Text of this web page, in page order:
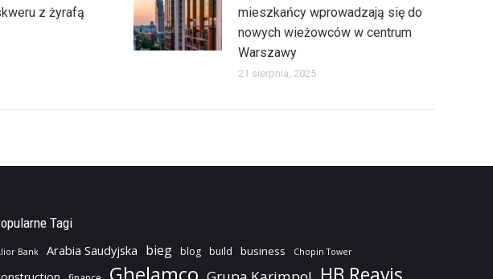
z żyrafą
mieszkańcy wprowadzają się do
nowych wieżowców w centrum
Warszawy
21 sierpnia, 2025
Tagi
Bank Arabia Saudyjska bieg blog build business Chopin Tower